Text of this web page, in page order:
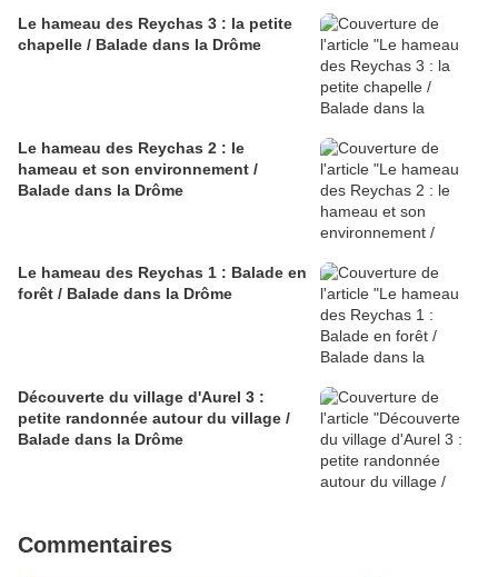
Le hameau des Reychas 3 : la petite
chapelle / Balade dans la Drôme
Le hameau des Reychas 2 : le
hameau et son environnement /
Balade dans la Drôme
Le hameau des Reychas 1 : Balade en
forêt / Balade dans la Drôme
Découverte du village d'Aurel 3 :
petite randonnée autour du village /
Balade dans la Drôme
Commentaires